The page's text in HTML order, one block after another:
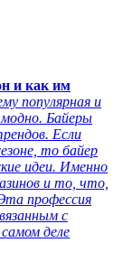
и как им
популярная и
Байеры
Если
то байер
идеи. Именно
и то, что,
профессия
с
деле